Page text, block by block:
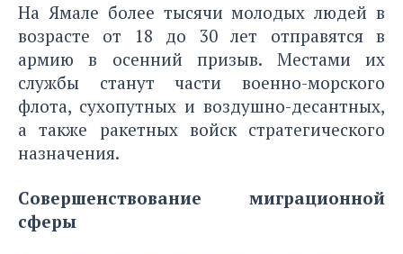
На Ямале более тысячи молодых людей в
возрасте от 18 до 30 лет отправятся в
армию в осенний призыв. Местами их
службы станут части военно-морского
флота, сухопутных и воздушно-десантных,
а также ракетных войск стратегического
назначения.
Совершенствование миграционной
сферы